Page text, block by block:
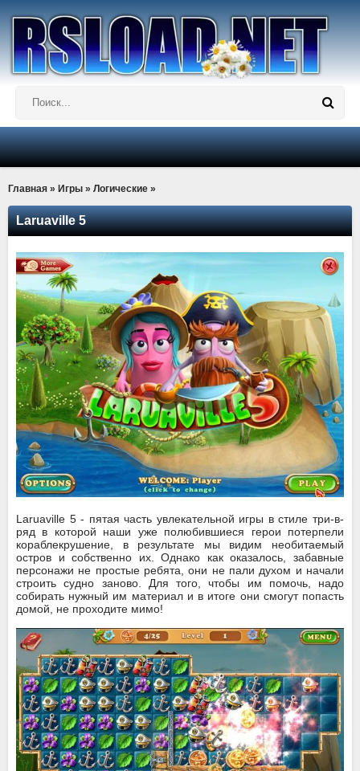
Главная » Игры » Логические »
Laruaville 5
Laruaville 5 - пятая часть увлекательной игры в стиле три-в-
ряд в которой наши уже полюбившиеся герои потерпели
кораблекрушение, в результате мы видим необитаемый
остров и собственно их. Однако как оказалось, забавные
персонажи не простые ребята, они не пали духом и начали
строить судно заново. Для того, чтобы им помочь, надо
собирать нужный им материал и в итоге они смогут попасть
домой, не проходите мимо!